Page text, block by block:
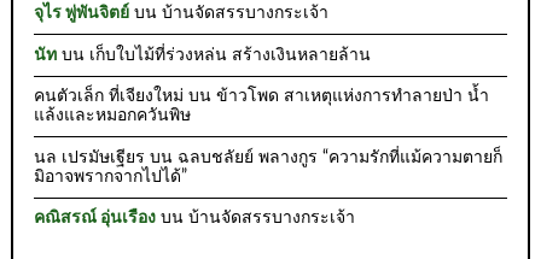
จุไร พู่พันจิตย์ บนบ้านจัดสรรบางกระเจ้า
นัท บน เก็บใบไม้ที่ร่วงหล่น สร้างเงินหลายล้าน
คนตัวเล็ก ที่เจียงใหม่ บนข้าวโพด สาเหตุแห่งการทำลายป่า น้ำ
แล้งและหมอกควันพิษ
นล เปรมัษเฐียร บน ฉลบชลัยย์ พลางกูร “ความรักที่แม้ความตายก็
มิอาจพรากจากไปได้”
คณิสรณ์ อุ่นเรือง บนบ้านจัดสรรบางกระเจ้า